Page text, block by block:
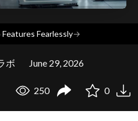
Features Fearlessly→
ボ June 29, 2026
250 0